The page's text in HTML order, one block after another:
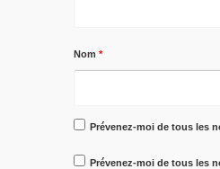
Nom*
Prévenez-moi de tous les
Prévenez-moi de tous les